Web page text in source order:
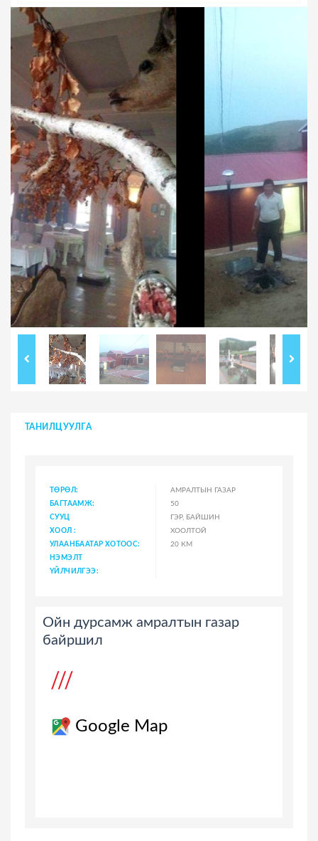
ТАНИЛЦУУЛГА
ТӨРӨЛ:
АМРАЛТЫН ГАЗАР
БАГТААМЖ:
50
СУУЦ
ГЭР, БАЙШИН
ХООЛ :
ХООЛТОЙ
УЛААНБААТАР ХОТООС:
20 КМ
НЭМЭЛТ
ҮЙЛЧИЛГЭЭ:
Ойн дурсамж амралтын газар
байршил
Google Map